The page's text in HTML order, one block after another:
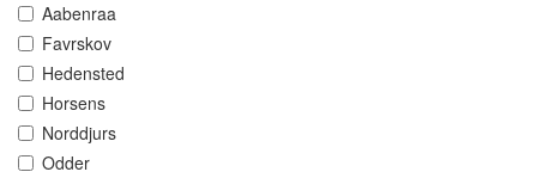
Aabenraa
Favrskov
Hedensted
Horsens
Norddjurs
Odder